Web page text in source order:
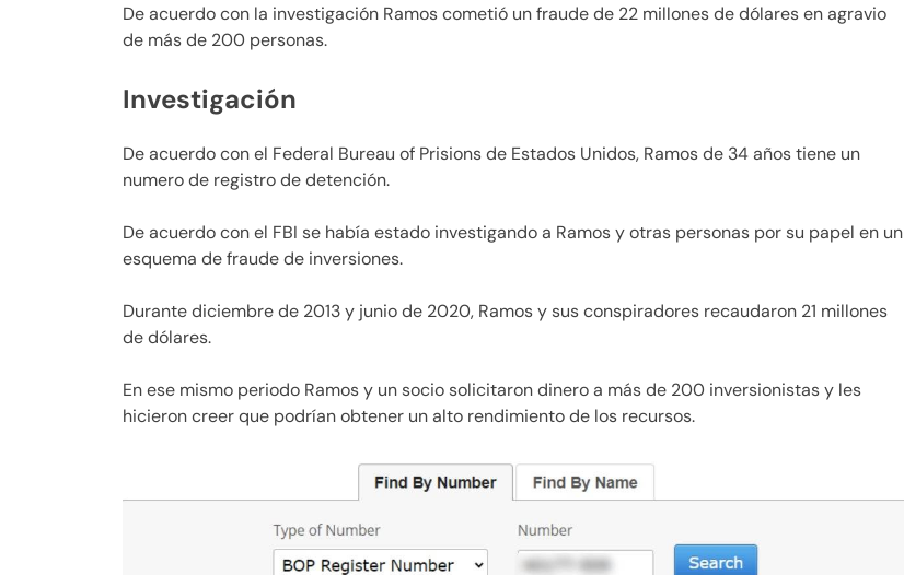
De acuerdo con la investigación Ramos cometió un fraude de 22 millones de dólares en agravio
de más de 200 personas.
Investigación
De acuerdo con el Federal Bureau of Prisions de Estados Unidos, Ramos de 34 años tiene un
numero de registro de detención.
De acuerdo con el FBI se había estado investigando a Ramos y otras personas por su papel en un
esquema de fraude de inversiones.
Durante diciembre de 2013 y junio de 2020, Ramos y sus conspiradores recaudaron 21 millones
de dólares.
En ese mismo periodo Ramos y un socio solicitaron dinero a más de 200 inversionistas y les
hicieron creer que podrían obtener un alto rendimiento de los recursos.